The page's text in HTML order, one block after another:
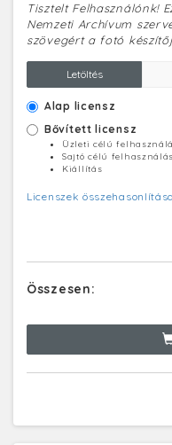
Tisztelt Felhasználónk!
Nemzeti Archívum
szövegért a fotó
Letöltés
Alap licensz
Bővített licensz
Üzleti célú
Sajtó célú felhasználás
Kiállítás
Licenszek összehasonlítása
Összesen: